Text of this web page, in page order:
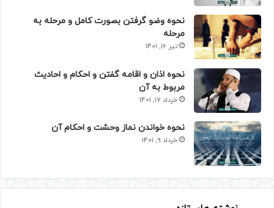
نحوه وضو گرفتن بصورت کامل و مرحله به
مرحله
تیر 16, 1401
نحوه اذان و اقامه گفتن و احکام و احادیث
مربوط به آن
خرداد 17, 1401
نحوه خواندن نماز وحشت و احکام آن
خرداد 9, 1401